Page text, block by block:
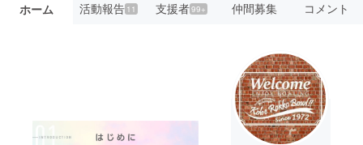
ホーム 活動報告11 支援者99+ 仲間募集 コメント